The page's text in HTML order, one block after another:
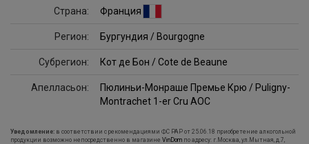
Страна: Франция
Регион: Бургундия / Bourgogne
Субрегион: Кот де Бон / Cote de Beaune
Апелласьон:
Пюлиньи-Монраше Премье Крю / Puligny-
Montrachet 1-er Cru AOC
Уведомление: в соответствии с рекомендациями ФС РАР от 25.06.18 приобретение алкогольной
продукции возможно непосредственно в магазине VinDom по адресу: г.Москва, ул.Мытная, д.7,